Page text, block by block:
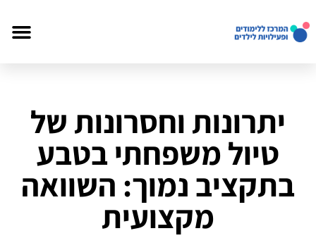
יתרונות וחסרונות של
טיול משפחתי בטבע
בתקציב נמוך: השוואה
מקצועית